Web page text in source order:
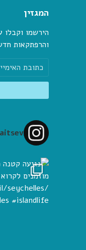
המגזין
הירשמו וקבלו
והרפתקאות